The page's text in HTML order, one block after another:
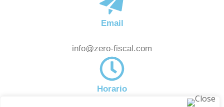
Email
info@zero-fiscal.com
Horario